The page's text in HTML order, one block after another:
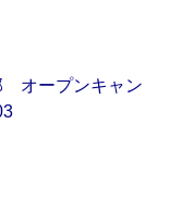
オープンキャン